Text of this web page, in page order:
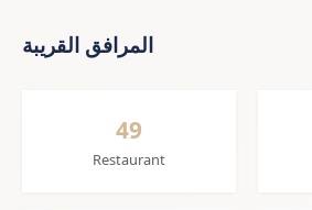
المرافق القريبة
49
Restaurant